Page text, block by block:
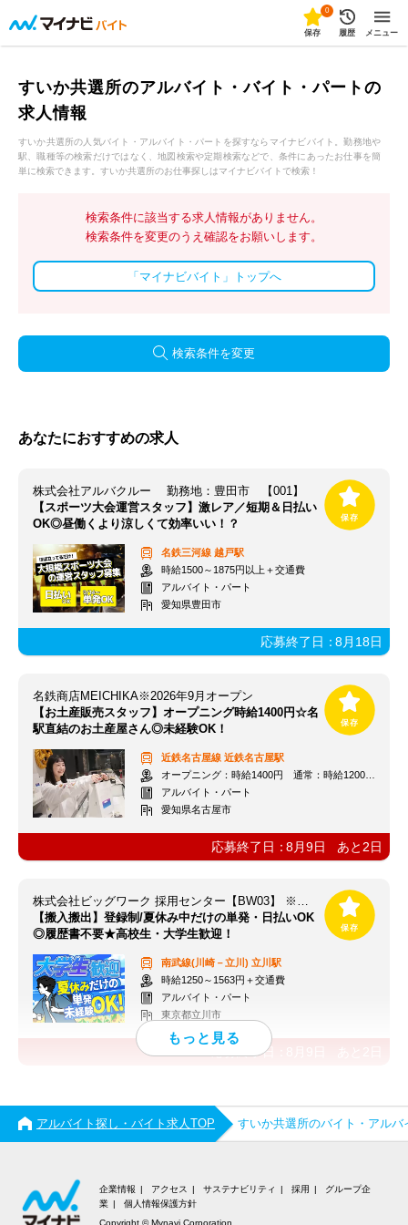
0
保存 履歴 メニュー
すいか共選所のアルバイト・バイト・パートの
求人情報
すいか共選所の人気バイト・アルバイト・パートを探すならマイナビバイト。勤務地や
駅、職種等の検索だけではなく、地図検索や定期検索などで、条件にあったお仕事を簡
単に検索できます。すいか共選所のお仕事探しはマイナビバイトで検索！
検索条件に該当する求人情報がありません。
検索条件を変更のうえ確認をお願いします。
「マイナビバイト」トップへ
検索条件を変更
あなたにおすすめの求人
株式会社アルバクルー 勤務地：豊田市 【001】
【スポーツ大会運営スタッフ】激レア／短期＆日払い
OK◎昼働くより涼しくて効率いい！？
名鉄三河線 越戸駅
時給1500～1875円以上＋交通費
アルバイト・パート
愛知県豊田市
応募終了日：8月18日
名鉄商店MEICHIKA※2026年9月オープン
【お土産販売スタッフ】オープニング時給1400円☆名
駅直結のお土産屋さん◎未経験OK！
近鉄名古屋線 近鉄名古屋駅
オープニング：時給1400円 通常：時給1200円～＋交通費全額支給
アルバイト・パート
愛知県名古屋市
応募終了日：8月9日 あと 2日
株式会社ビッグワーク 採用センター【BW03】 ※立川エリア
【搬入搬出】登録制/夏休み中だけの単発・日払いOK
◎履歴書不要★高校生・大学生歓迎！
南武線(川崎－立川) 立川駅
時給1250～1563円＋交通費
アルバイト・パート
東京都立川市
応募終了日：
アルバイト探し・バイト求人TOP すいか共選所のバイト・アルバ
企業情報 アクセス サステナビリティ 採用
グループ企
業
個人情報保護方針
Copyright © Mynavi Corporation